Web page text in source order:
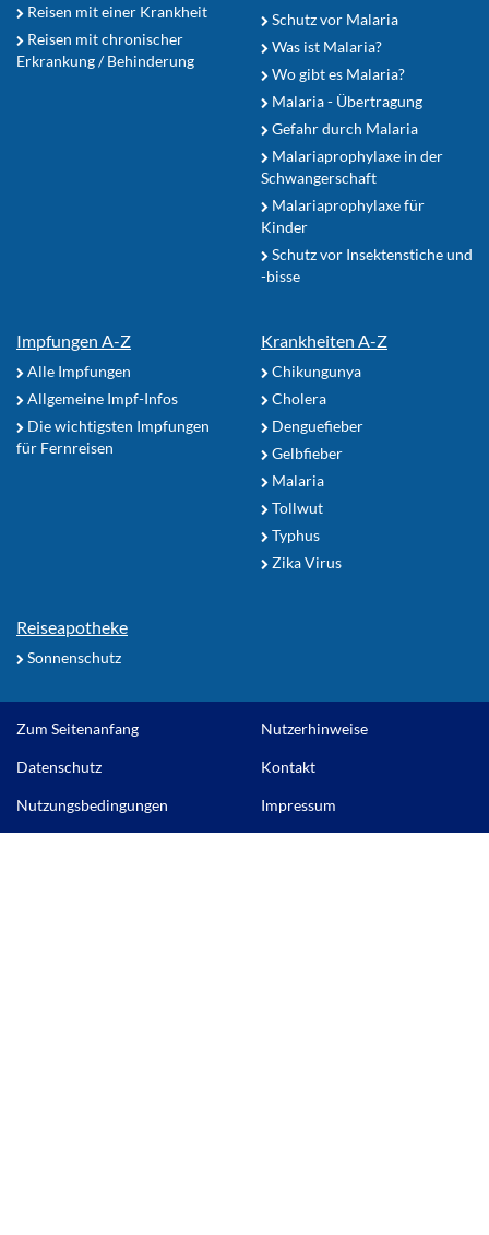
Reisen mit einer Krankheit
Reisen mit chronischer
Erkrankung / Behinderung
Schutz vor Malaria
Was ist Malaria?
Wo gibt es Malaria?
Malaria - Übertragung
Gefahr durch Malaria
Malariaprophylaxe in der
Schwangerschaft
Malariaprophylaxe für
Kinder
Schutz vor Insektenstiche und
-bisse
Impfungen A-Z
Alle Impfungen
Allgemeine Impf-Infos
Die wichtigsten Impfungen
für Fernreisen
Krankheiten A-Z
Chikungunya
Cholera
Denguefieber
Gelbfieber
Malaria
Tollwut
Typhus
Zika Virus
Reiseapotheke
Sonnenschutz
Zum Seitenanfang Nutzerhinweise
Datenschutz Kontakt
Nutzungsbedingungen Impressum